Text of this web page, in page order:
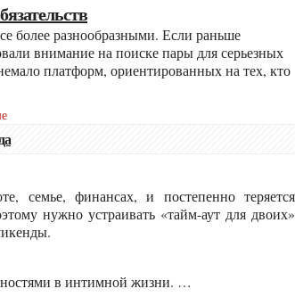
внимание на поиске пары для серьезных
платформ, ориентированных на тех, кто
нужно устраивать «тайм-аут для двоих»
в интимной жизни. …